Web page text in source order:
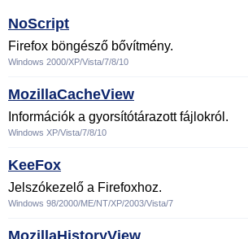
NoScript
Firefox böngésző bővítmény.
Windows 2000/XP/Vista/7/8/10
MozillaCacheView
Információk a gyorsítótárazott fájlokról.
Windows XP/Vista/7/8/10
KeeFox
Jelszókezelő a Firefoxhoz.
Windows 98/2000/ME/NT/XP/2003/Vista/7
MozillaHistoryView